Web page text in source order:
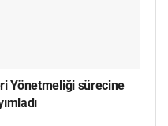
Yönetmeliği sürecine